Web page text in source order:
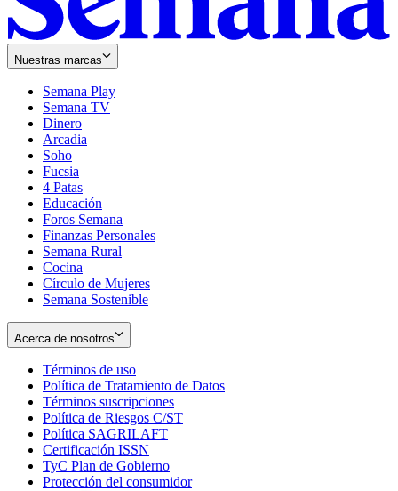
Nuestras marcas
Semana Play
Semana TV
Dinero
Arcadia
Soho
in
new
window
Fucsia
in
new
window
4 Patas
Educación
Foros Semana
Finanzas Personales
Semana Rural
Cocina
Círculo de Mujeres
Semana Sostenible
Acerca de nosotros
Términos de uso
in
new
window
Política de Tratamiento de Datos
Términos suscripciones
in
Política de Riesgos C/ST
Política SAGRILAFT
new
window
Certificación ISSN
in
new
TyC Plan de Gobierno
in
Protección del consumidorOpens